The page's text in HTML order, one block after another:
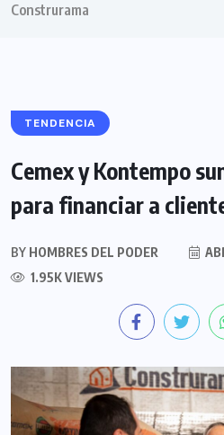
Construrama
TENDENCIA
Cemex y Kontempo
para financiar a
BY HOMBRES DEL PODER
1.95K VIEWS